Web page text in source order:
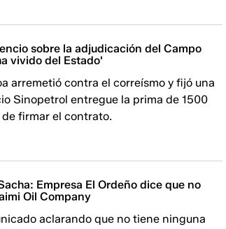
sobre la adjudicación del Campo
vivido del Estado'
arremetió contra el correísmo y fijó una
Sinopetrol entregue la prima de 1500
firmar el contrato.
Empresa El Ordeño dice que no
Oil Company
aclarando que no tiene ninguna